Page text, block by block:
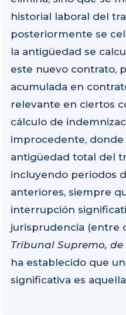
historial laboral del
posteriormente se
la antigüedad se
este nuevo contrato,
acumulada en
relevante en ciertos
cálculo de
improcedente,
antigüedad total del
incluyendo periodos
anteriores, siempre
interrupción
jurisprudencia (entre
Tribunal Supremo, de
ha establecido que
significativa es